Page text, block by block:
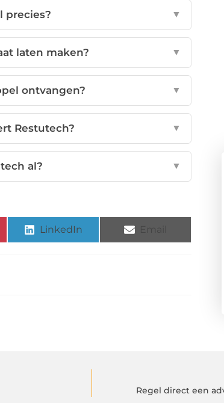
precies? ▼
laten maken? ▼
ontvangen? ▼
Restutech? ▼
al? ▼
LinkedIn
Regel direct een